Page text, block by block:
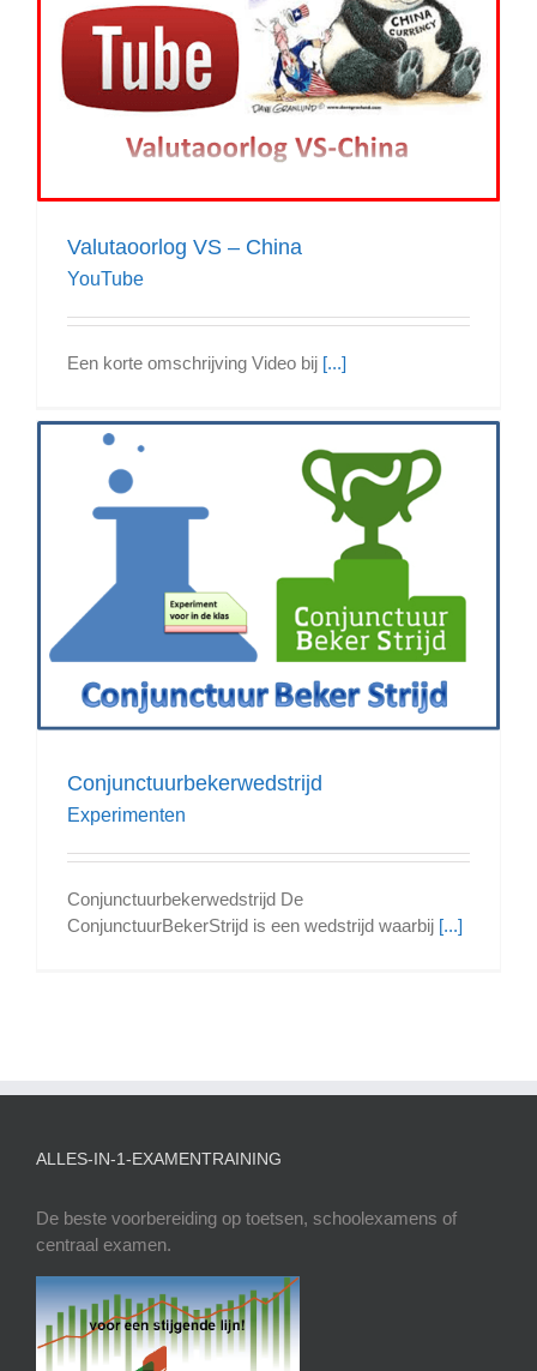
Valutaoorlog VS – China
YouTube
Een korte omschrijving Video bij [...]
Conjunctuurbekerwedstrijd
Experimenten
Conjunctuurbekerwedstrijd De
ConjunctuurBekerStrijd is een wedstrijd waarbij [...]
ALLES-IN-1-EXAMENTRAINING
De beste voorbereiding op toetsen, schoolexamens of
centraal examen.